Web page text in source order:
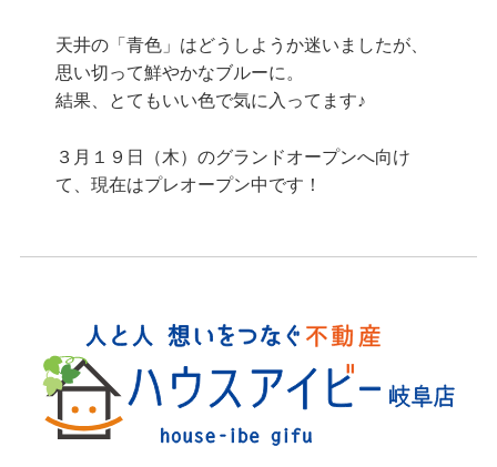
天井の「青色」はどうしようか迷いましたが、
思い切って鮮やかなブルーに。
結果、とてもいい色で気に入ってます♪
３月１９日（木）のグランドオープンへ向け
て、現在はプレオープン中です！